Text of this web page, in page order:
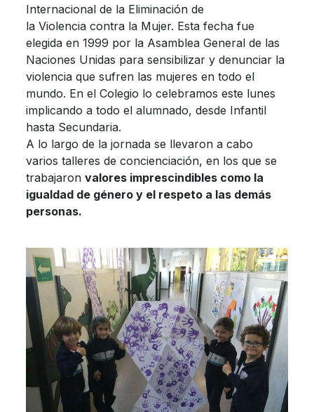
Internacional de la Eliminación de
la Violencia contra la Mujer. Esta fecha fue
elegida en 1999 por la Asamblea General de las
Naciones Unidas para sensibilizar y denunciar la
violencia que sufren las mujeres en todo el
mundo. En el Colegio lo celebramos este lunes
implicando a todo el alumnado, desde Infantil
hasta Secundaria.
A lo largo de la jornada se llevaron a cabo
varios talleres de concienciación, en los que se
trabajaron valores imprescindibles como la
igualdad de género y el respeto a las demás
personas.